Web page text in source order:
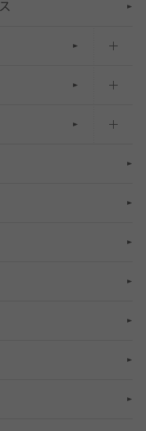
し上）
手タイツ）
ス